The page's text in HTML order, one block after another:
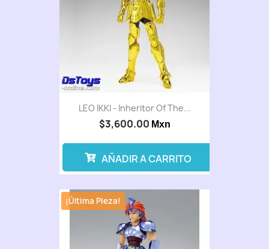
LEO IKKI - Inheritor Of The...
$3,600.00 Mxn
AÑADIR A CARRITO
¡Última Pieza!